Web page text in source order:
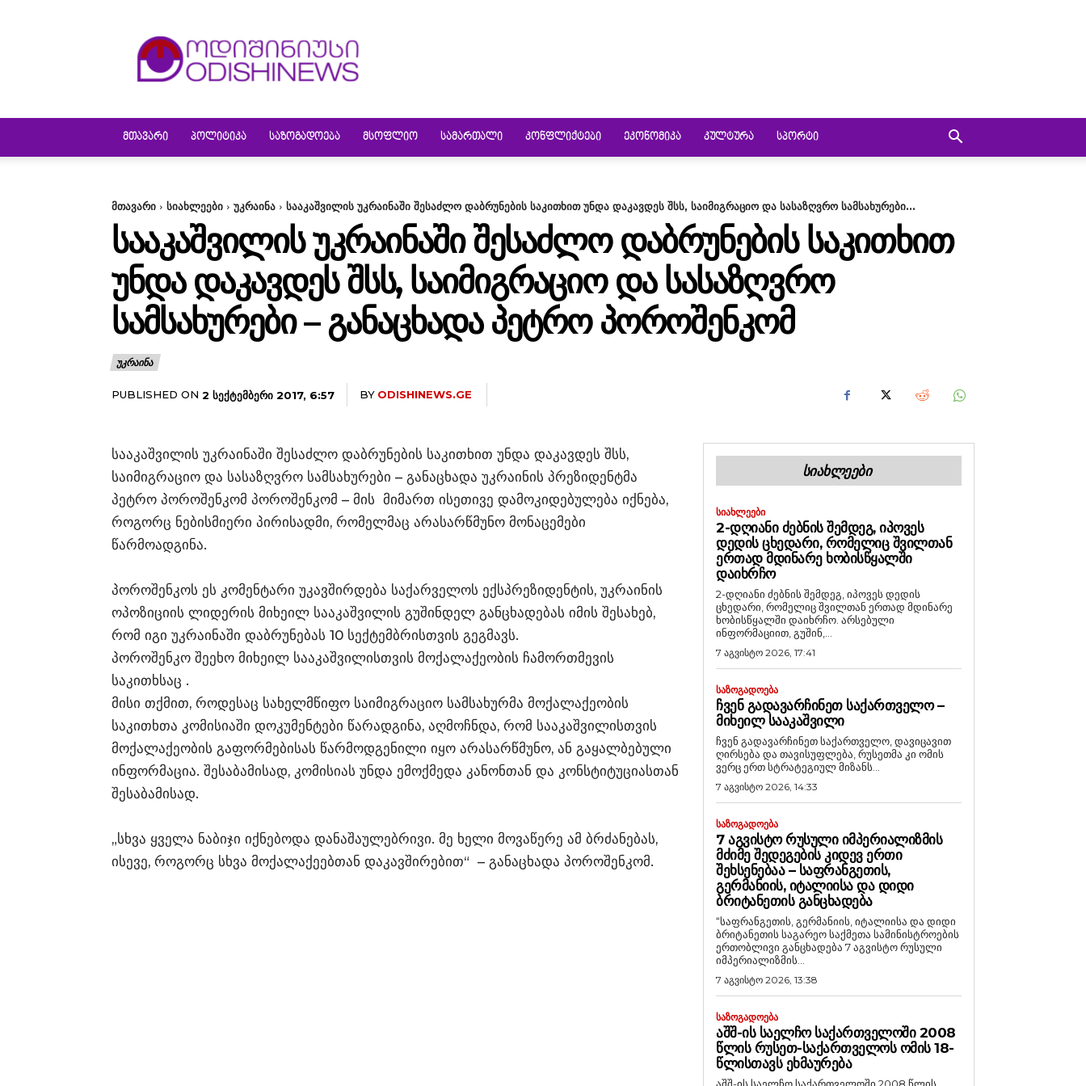
ᲛᲗᲐᲕᲐᲠᲘ ᲞᲝᲚᲘᲢᲘᲙᲐ ᲡᲐᲖᲝᲒᲐᲓᲝᲔᲑᲐ ᲛᲡᲝᲤᲚᲘᲝ ᲡᲐᲛᲐᲠᲗᲐᲚᲘ ᲙᲝᲜᲤᲚᲘᲥᲢᲔᲑᲘ ᲔᲙᲝᲜᲝᲛᲘᲙᲐ ᲙᲣᲚᲢᲣᲠᲐ ᲡᲞᲝᲠᲢᲘ
მთავარი სიახლეები უკრაინა სააკაშვილის უკრაინაში შესაძლო დაბრუნების საკითხით უნდა დაკავდეს შსს, საიმიგრაციო და სასაზღვრო სამსახურები...
ᲡᲐᲐᲙᲐᲨᲕᲘᲚᲘᲡ ᲣᲙᲠᲐᲘᲜᲐᲨᲘ ᲨᲔᲡᲐᲫᲚᲝ ᲓᲐᲑᲠᲣᲜᲔᲑᲘᲡ ᲡᲐᲙᲘᲗᲮᲘᲗ
ᲣᲜᲓᲐ ᲓᲐᲙᲐᲕᲓᲔᲡ ᲨᲡᲡ, ᲡᲐᲘᲛᲘᲒᲠᲐᲪᲘᲝ ᲓᲐ ᲡᲐᲡᲐᲖᲦᲕᲠᲝ
ᲡᲐᲛᲡᲐᲮᲣᲠᲔᲑᲘ – ᲒᲐᲜᲐᲪᲮᲐᲓᲐ ᲞᲔᲢᲠᲝ ᲞᲝᲠᲝᲨᲔᲜᲙᲝᲛ
ᲣᲙᲠᲐᲘᲜᲐ
PUBLISHED ON 2 ᲡᲔᲥᲢᲔᲛᲑᲔᲠᲘ 2017, 6:57 BY ODISHINEWS.GE
სააკაშვილის უკრაინაში შესაძლო დაბრუნების საკითხით უნდა დაკავდეს შსს,
საიმიგრაციო და სასაზღვრო სამსახურები – განაცხადა უკრაინის პრეზიდენტმა
პეტრო პოროშენკომ პოროშენკომ – მის მიმართ ისეთივე დამოკიდებულება იქნება,
როგორც ნებისმიერი პირისადმი, რომელმაც არასარწმუნო მონაცემები
წარმოადგინა.
პოროშენკოს ეს კომენტარი უკავშირდება საქარველოს ექსპრეზიდენტის, უკრაინის
ოპოზიციის ლიდერის მიხეილ სააკაშვილის გუშინდელ განცხადებას იმის შესახებ,
რომ იგი უკრაინაში დაბრუნებას 10 სექტემბრისთვის გეგმავს.
პოროშენკო შეეხო მიხეილ სააკაშვილისთვის მოქალაქეობის ჩამორთმევის
საკითხსაც .
მისი თქმით, როდესაც სახელმწიფო საიმიგრაციო სამსახურმა მოქალაქეობის
საკითხთა კომისიაში დოკუმენტები წარადგინა, აღმოჩნდა, რომ სააკაშვილისთვის
მოქალაქეობის გაფორმებისას წარმოდგენილი იყო არასარწმუნო, ან გაყალბებული
ინფორმაცია. შესაბამისად, კომისიას უნდა ემოქმედა კანონთან და კონსტიტუციასთან
შესაბამისად.
„სხვა ყველა ნაბიჯი იქნებოდა დანაშაულებრივი. მე ხელი მოვაწერე ამ ბრძანებას,
ისევე, როგორც სხვა მოქალაქეებთან დაკავშირებით“ – განაცხადა პოროშენკომ.
ᲡᲘᲐᲮᲚᲔᲔᲑᲘ
ᲡᲘᲐᲮᲚᲔᲔᲑᲘ
2-ᲓᲦᲘᲐᲜᲘ ᲫᲔᲑᲜᲘᲡ ᲨᲔᲛᲓᲔᲒ, ᲘᲞᲝᲕᲔᲡ
ᲓᲔᲓᲘᲡ ᲪᲮᲔᲓᲐᲠᲘ, ᲠᲝᲛᲔᲚᲘᲪ ᲨᲕᲘᲚᲗᲐᲜ
ᲔᲠᲗᲐᲓ ᲛᲓᲘᲜᲐᲠᲔ ᲮᲝᲑᲘᲡᲬᲧᲐᲚᲨᲘ
ᲓᲐᲘᲮᲠᲩᲝ
2-დღიანი ძებნის შემდეგ, იპოვეს დედის
ცხედარი, რომელიც შვილთან ერთად მდინარე
ხობისწყალში დაიხრჩო. არსებული
ინფორმაციით, გუშინ,...
7 აგვისტო 2026, 17:41
ᲡᲐᲖᲝᲒᲐᲓᲝᲔᲑᲐ
ᲩᲕᲔᲜ ᲒᲐᲓᲐᲕᲐᲠᲩᲘᲜᲔᲗ ᲡᲐᲥᲐᲠᲗᲕᲔᲚᲝ –
ᲛᲘᲮᲔᲘᲚ ᲡᲐᲐᲙᲐᲨᲕᲘᲚᲘ
ჩვენ გადავარჩინეთ საქართველო, დავიცავით
ღირსება და თავისუფლება, რუსეთმა კი ომის
ვერც ერთ სტრატეგიულ მიზანს...
7 აგვისტო 2026, 14:33
ᲡᲐᲖᲝᲒᲐᲓᲝᲔᲑᲐ
7 ᲐᲒᲕᲘᲡᲢᲝ ᲠᲣᲡᲣᲚᲘ ᲘᲛᲞᲔᲠᲘᲐᲚᲘᲖᲛᲘᲡ
ᲛᲫᲘᲛᲔ ᲨᲔᲓᲔᲒᲔᲑᲘᲡ ᲙᲘᲓᲔᲕ ᲔᲠᲗᲘ
ᲨᲔᲮᲡᲔᲜᲔᲑᲐᲐ – ᲡᲐᲤᲠᲐᲜᲒᲔᲗᲘᲡ,
ᲒᲔᲠᲛᲐᲜᲘᲘᲡ, ᲘᲢᲐᲚᲘᲘᲡᲐ ᲓᲐ ᲓᲘᲓᲘ
ᲑᲠᲘᲢᲐᲜᲔᲗᲘᲡ ᲒᲐᲜᲪᲮᲐᲓᲔᲑᲐ
“საფრანგეთის, გერმანიის, იტალიისა და დიდი
ბრიტანეთის საგარეო საქმეთა სამინისტროების
ერთობლივი განცხადება 7 აგვისტო რუსული
იმპერიალიზმის...
7 აგვისტო 2026, 13:38
ᲡᲐᲖᲝᲒᲐᲓᲝᲔᲑᲐ
ᲐᲨᲨ-ᲘᲡ ᲡᲐᲔᲚᲩᲝ ᲡᲐᲥᲐᲠᲗᲕᲔᲚᲝᲨᲘ 2008
ᲬᲚᲘᲡ ᲠᲣᲡᲔᲗ-ᲡᲐᲥᲐᲠᲗᲕᲔᲚᲝᲡ ᲝᲛᲘᲡ 18-
ᲬᲚᲘᲡᲗᲐᲕᲡ ᲔᲮᲛᲐᲣᲠᲔᲑᲐ